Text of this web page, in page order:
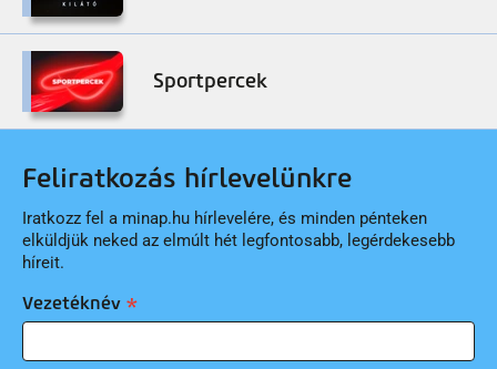
Sportpercek
Feliratkozás hírlevelünkre
Iratkozz fel a minap.hu hírlevelére, és minden pénteken
elküldjük neked az elmúlt hét legfontosabb, legérdekesebb
híreit.
Vezetéknév